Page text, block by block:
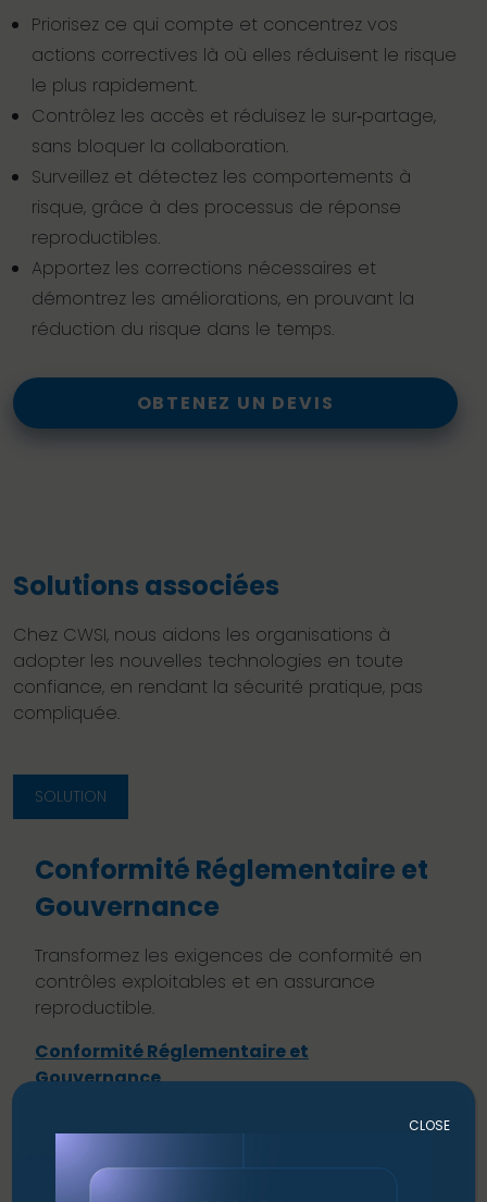
Priorisez ce qui compte et concentrez vos
actions correctives là où elles réduisent le risque
le plus rapidement.
Contrôlez les accès et réduisez le sur‑partage,
sans bloquer la collaboration.
Surveillez et détectez les comportements à
risque, grâce à des processus de réponse
reproductibles.
Apportez les corrections nécessaires et
démontrez les améliorations, en prouvant la
réduction du risque dans le temps.
OBTENEZ UN DEVIS
Solutions associées
Chez CWSI, nous aidons les organisations à
adopter les nouvelles technologies en toute
confiance, en rendant la sécurité pratique, pas
compliquée.
SOLUTION
Conformité Réglementaire et
Gouvernance
Transformez les exigences de conformité en
contrôles exploitables et en assurance
reproductible.
Conformité Réglementaire et
Gouvernance
SOLUTION
CLOSE